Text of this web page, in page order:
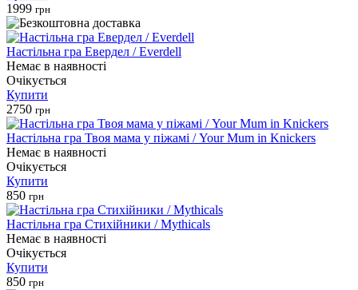
1999 грн
Настільна гра Евердел / Everdell
Немає в наявності
Очікується
Купити
2750 грн
Настільна гра Твоя мама у піжамі / Your Mum in Knickers
Немає в наявності
Очікується
Купити
850 грн
Настільна гра Стихійники / Mythicals
Немає в наявності
Очікується
Купити
850 грн